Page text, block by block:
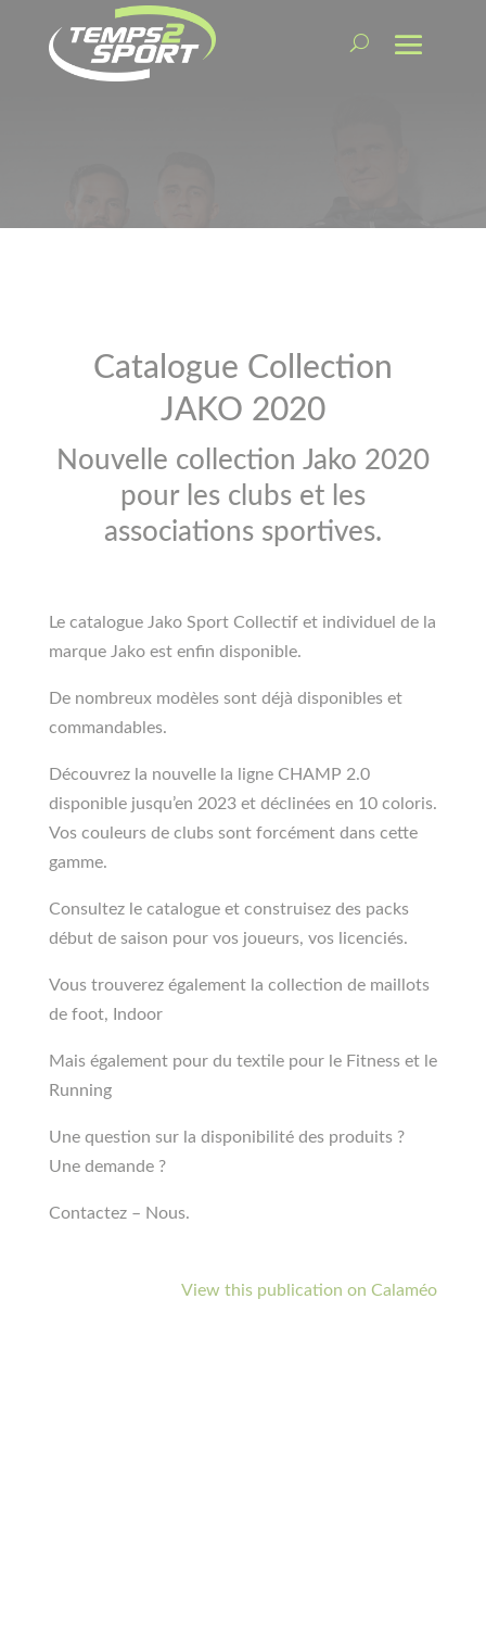
Catalogue Collection
JAKO 2020
Nouvelle collection Jako 2020
pour les clubs et les
associations sportives.
Le catalogue Jako Sport Collectif et individuel de la
marque Jako est enfin disponible.
De nombreux modèles sont déjà disponibles et
commandables.
Découvrez la nouvelle la ligne CHAMP 2.0
disponible jusqu’en 2023 et déclinées en 10 coloris.
Vos couleurs de clubs sont forcément dans cette
gamme.
Consultez le catalogue et construisez des packs
début de saison pour vos joueurs, vos licenciés.
Vous trouverez également la collection de maillots
de foot, Indoor
Mais également pour du textile pour le Fitness et le
Running
Une question sur la disponibilité des produits ?
Une demande ?
Contactez – Nous.
View this publication on Calaméo